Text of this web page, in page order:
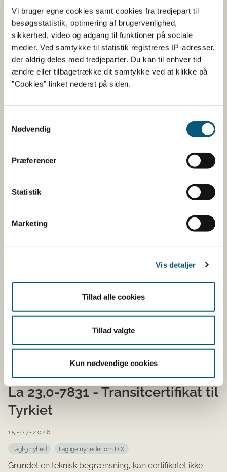
Vi bruger egne cookies samt cookies fra tredjepart til
besøgsstatistik, optimering af brugervenlighed,
sikkerhed, video og adgang til funktioner på sociale
medier. Ved samtykke til statistik registreres IP-adresser,
der aldrig deles med tredjeparter. Du kan til enhver tid
ændre eller tilbagetrække dit samtykke ved at klikke på
”Cookies” linket nederst på siden.
Nødvendig
Præferencer
Statistik
Marketing
Vis detaljer
Tillad alle cookies
Tillad valgte
Kun nødvendige cookies
Faglig nyhed Trusselsvurderinger for sygdomme hos svin ASF
De tyske veterinærmyndigheder informerede den 8. juli
2026 EU-Kommissionen om det første udbrud af
afrikansk svinepest (ASF) i vildsvin i mere end et år i
delst...
Kina udrulningen udskydes
Faglig nyhed
foder og animalske biprodukter til Kina overgå til
Varsling af modelopdateringer
d. 21. juli kl. 9 // La 23,0-7256 +
La 23,0-7737
23,0-7737 Eksport af mælkeprodukter til Serbien (import
og transit) bliver opdateret den 21. juli kl. 9
La...
DIX: Akut opdatering af model
La 23,0-7831 - Transitcertifikat til
Tyrkiet
15-07-2026
Faglig nyhed Faglige nyheder om DIX
Grundet en teknisk begrænsning, kan certifikatet ikke